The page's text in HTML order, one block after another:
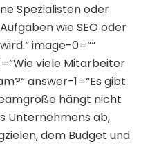
Spezialisten oder
wie SEO oder
image-0=““
viele Mitarbeiter
answer-1=“Es gibt
hängt nicht
Unternehmens ab,
dem Budget und